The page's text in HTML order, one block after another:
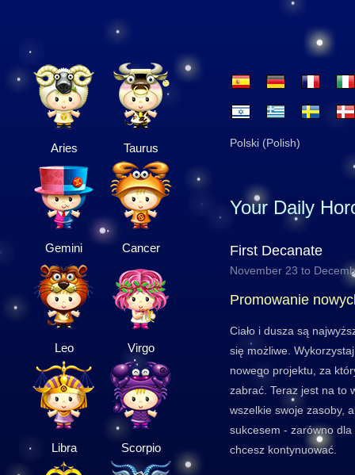
Aries Taurus
Gemini Cancer
Leo Virgo
Libra Scorpio
Polski (Polish)
Your Daily
First Decanate
November 23 to
Promowanie
Ciało i dusza są
się możliwe.
nowego projektu, za
zabrać. Teraz jest na to
wszelkie swoje zasoby,
sukcesem - zarówno
chcesz kontynuować.